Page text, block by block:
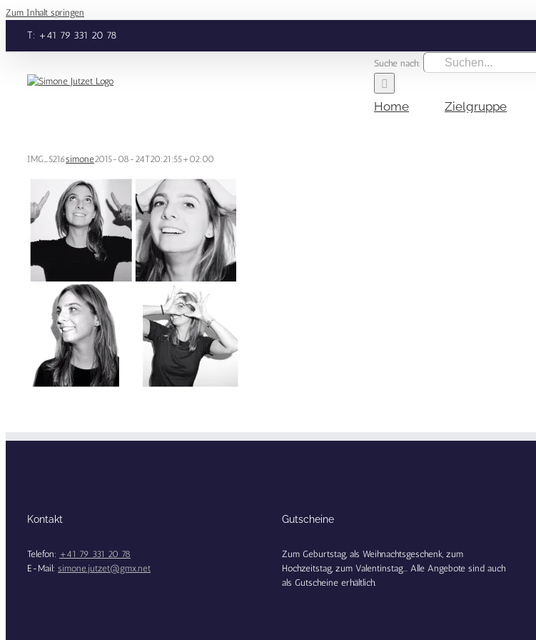
Zum Inhalt springen
T: +41 79 331 20 78
Suche nach:
Home Zielgruppe
IMG_5216simone2015-08-24T20:21:55+02:00
Kontakt
Telefon: +41 79 331 20 78
E-Mail: simone.jutzet@gmx.net
Gutscheine
Zum Geburtstag, als Weihnachtsgeschenk, zum
Hochzeitstag, zum Valentinstag... Alle Angebote sind auch
als Gutscheine erhältlich.